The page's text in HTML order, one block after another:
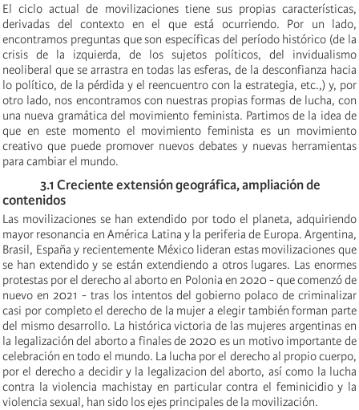
El ciclo actual de movilizaciones tiene sus propias características,
derivadas del contexto en el que está ocurriendo. Por un lado,
encontramos preguntas que son específicas del período histórico (de la
crisis de la izquierda, de los sujetos políticos, del invidualismo
neoliberal que se arrastra en todas las esferas, de la desconfianza hacia
lo político, de la pérdida y el reencuentro con la estrategia, etc.,) y, por
otro lado, nos encontramos con nuestras propias formas de lucha, con
una nueva gramática del movimiento feminista. Partimos de la idea de
que en este momento el movimiento feminista es un movimiento
creativo que puede promover nuevos debates y nuevas herramientas
para cambiar el mundo.
3.1 Creciente extensión geográfica, ampliación de
contenidos
Las movilizaciones se han extendido por todo el planeta, adquiriendo
mayor resonancia en América Latina y la periferia de Europa. Argentina,
Brasil, España y recientemente México lideran estas movilizaciones que
se han extendido y se están extendiendo a otros lugares. Las enormes
protestas por el derecho al aborto en Polonia en 2020- que comenzó de
nuevo en 2021 - tras los intentos del gobierno polaco de criminalizar
casi por completo el derecho de la mujer a elegir también forman parte
del mismo desarrollo. La histórica victoria de las mujeres argentinas en
la legalización del aborto a finales de 2020 es un motivo importante de
celebración en todo el mundo. La lucha por el derecho al propio cuerpo,
por el derecho a decidir y la legalizacion del aborto, así como la lucha
contra la violencia machistay en particular contra el feminicidio y la
violencia sexual, han sido los ejes principales de la movilización.